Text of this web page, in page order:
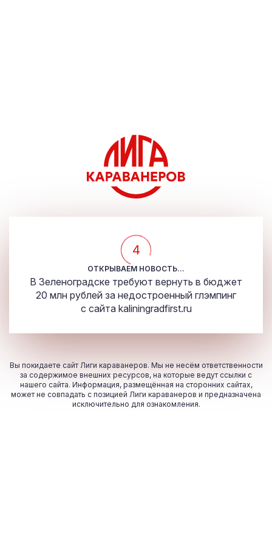
4
ОТКРЫВАЕМ НОВОСТЬ...
В Зеленоградске требуют вернуть в бюджет
20 млн рублей за недостроенный глэмпинг
с сайта kaliningradfirst.ru
Вы покидаете сайт Лиги караванеров. Мы не несём ответственности
за содержимое внешних ресурсов, на которые ведут ссылки с
нашего сайта. Информация, размещённая на сторонних сайтах,
может не совпадать с позицией Лиги караванеров и предназначена
исключительно для ознакомления.